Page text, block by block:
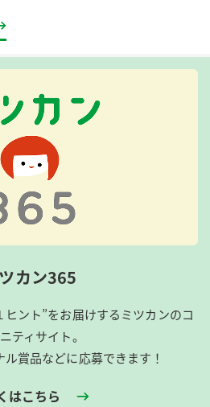
カン365
ント”をお届けするミツカンのコ
ティサイト。
賞品などに応募できます！
はこちら